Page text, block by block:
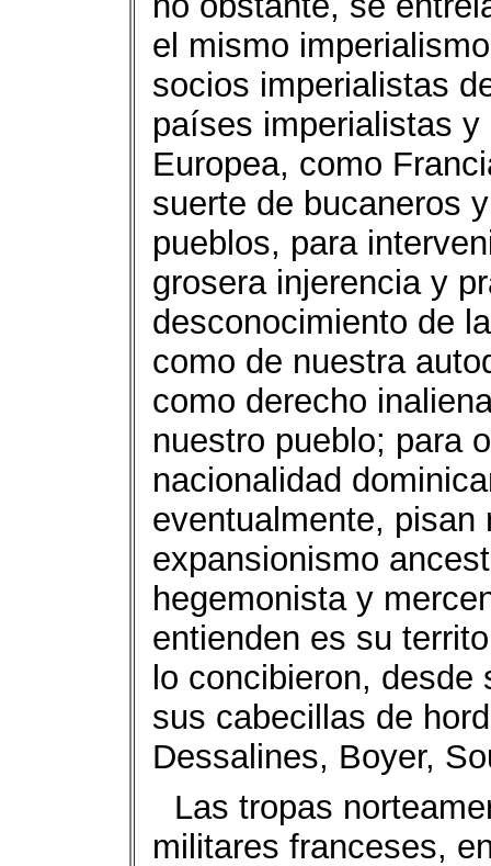
el mismo
socios imperialistas
países imperialistas
Europea, como
suerte de bucaneros
pueblos, para
grosera injerencia y
desconocimiento de
como de nuestra
como derecho
nuestro pueblo; para
nacionalidad
eventualmente, pisan
expansionismo
hegemonista y
entienden es su
lo concibieron,
sus cabecillas de
Dessalines, Boyer,
Las tropas
militares franceses,